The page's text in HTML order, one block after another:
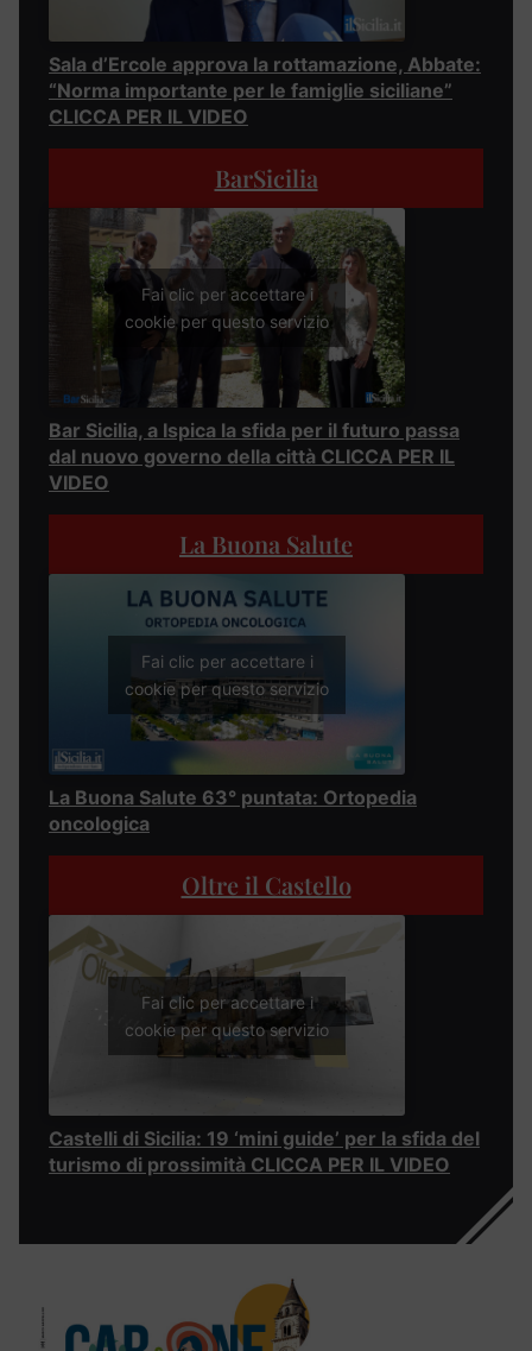
Sala d’Ercole approva la rottamazione, Abbate:
“Norma importante per le famiglie siciliane”
CLICCA PER IL VIDEO
BarSicilia
Fai clic per accettare i
cookie per questo servizio
Bar Sicilia, a Ispica la sfida per il futuro passa
dal nuovo governo della città CLICCA PER IL
VIDEO
La Buona Salute
Fai clic per accettare i
cookie per questo servizio
La Buona Salute 63° puntata: Ortopedia
oncologica
Oltre il Castello
Fai clic per accettare i
cookie per questo servizio
Castelli di Sicilia: 19 ‘mini guide’ per la sfida del
turismo di prossimità CLICCA PER IL VIDEO